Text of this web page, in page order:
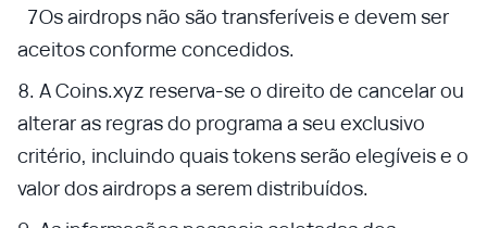
Os airdrops não são transferíveis e devem ser
aceitos conforme concedidos.
A Coins.xyz reserva-se o direito de cancelar ou
alterar as regras do programa a seu exclusivo
critério, incluindo quais tokens serão elegíveis e o
valor dos airdrops a serem distribuídos.